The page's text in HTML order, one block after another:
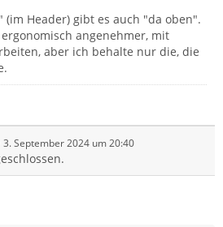
Header) gibt es auch "da oben".
angenehmer, mit
aber ich behalte nur die, die
3. September 2024 um 20:40